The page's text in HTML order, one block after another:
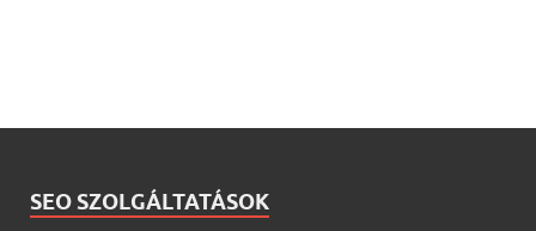
SEO SZOLGÁLTATÁSOK